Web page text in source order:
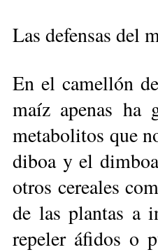
Las defensas del
En el camellón
maíz apenas ha
metabolitos que
diboa y el
otros cereales
de las plantas a
repeler áfidos o